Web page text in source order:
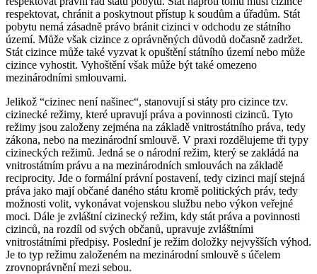
respektovat, chránit a poskytnout přístup k soudům a úřadům. Stát
pobytu nemá zásadně právo bránit cizinci v odchodu ze státního
území. Může však cizince z oprávněných důvodů dočasně zadržet.
Stát cizince může také vyzvat k opuštění státního území nebo může
cizince vyhostit. Vyhoštění však může být také omezeno
mezinárodními smlouvami.
Jelikož “cizinec není našinec“, stanovují si státy pro cizince tzv.
cizinecké režimy, které upravují práva a povinnosti cizinců. Tyto
režimy jsou založeny zejména na základě vnitrostátního práva, tedy
zákona, nebo na mezinárodní smlouvě. V praxi rozdělujeme tři typy
cizineckých režimů. Jedná se o národní režim, který se zakládá na
vnitrostátním právu a na mezinárodních smlouvách na základě
reciprocity. Jde o formální právní postavení, tedy cizinci mají stejná
práva jako mají občané daného státu kromě politických práv, tedy
možnosti volit, vykonávat vojenskou službu nebo výkon veřejné
moci. Dále je zvláštní cizinecký režim, kdy stát práva a povinnosti
cizinců, na rozdíl od svých občanů, upravuje zvláštními
vnitrostátními předpisy. Poslední je režim doložky nejvyšších výhod.
Je to typ režimu založeném na mezinárodní smlouvě s účelem
zrovnoprávnění mezi sebou.